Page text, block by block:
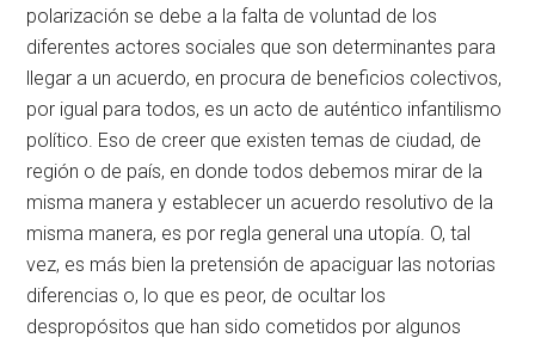
polarización se debe a la falta de voluntad de los
diferentes actores sociales que son determinantes para
llegar a un acuerdo, en procura de beneficios colectivos,
por igual para todos, es un acto de auténtico infantilismo
político. Eso de creer que existen temas de ciudad, de
región o de país, en donde todos debemos mirar de la
misma manera y establecer un acuerdo resolutivo de la
misma manera, es por regla general una utopía. O, tal
vez, es más bien la pretensión de apaciguar las notorias
diferencias o, lo que es peor, de ocultar los
despropósitos que han sido cometidos por algunos